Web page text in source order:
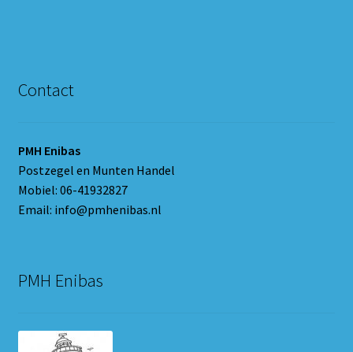
Contact
PMH Enibas
Postzegel en Munten Handel
Mobiel: 06-41932827
Email: info@pmhenibas.nl
PMH Enibas